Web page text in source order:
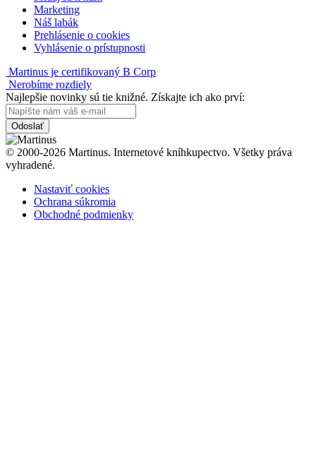
Marketing
Náš labák
Prehlásenie o cookies
Vyhlásenie o prístupnosti
Martinus je certifikovaný B Corp
Nerobíme rozdiely
Najlepšie novinky sú tie knižné. Získajte ich ako prví:
Odoslať
© 2000-2026 Martinus. Internetové kníhkupectvo. Všetky práva
vyhradené.
Nastaviť cookies
Ochrana súkromia
Obchodné podmienky